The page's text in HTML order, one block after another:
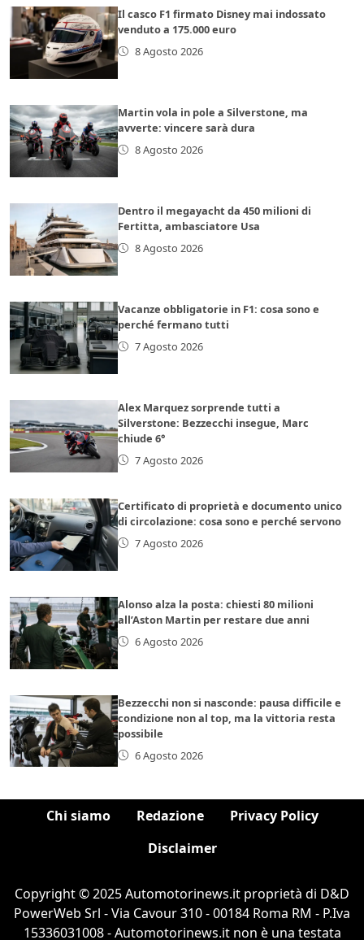
Il casco F1 firmato Disney mai indossato
venduto a 175.000 euro
8 Agosto 2026
Martin vola in pole a Silverstone, ma
avverte: vincere sarà dura
8 Agosto 2026
Dentro il megayacht da 450 milioni di
Fertitta, ambasciatore Usa
8 Agosto 2026
Vacanze obbligatorie in F1: cosa sono e
perché fermano tutti
7 Agosto 2026
Alex Marquez sorprende tutti a
Silverstone: Bezzecchi insegue, Marc
chiude 6°
7 Agosto 2026
Certificato di proprietà e documento unico
di circolazione: cosa sono e perché servono
7 Agosto 2026
Alonso alza la posta: chiesti 80 milioni
all’Aston Martin per restare due anni
6 Agosto 2026
Bezzecchi non si nasconde: pausa difficile e
condizione non al top, ma la vittoria resta
possibile
6 Agosto 2026
Chi siamo Redazione
Privacy Policy
Disclaimer
Copyright © 2025 Automotorinews.it proprietà di D&D
PowerWeb Srl - Via Cavour 310 - 00184 Roma RM - P.Iva
15336031008 - Automotorinews.it non è una testata